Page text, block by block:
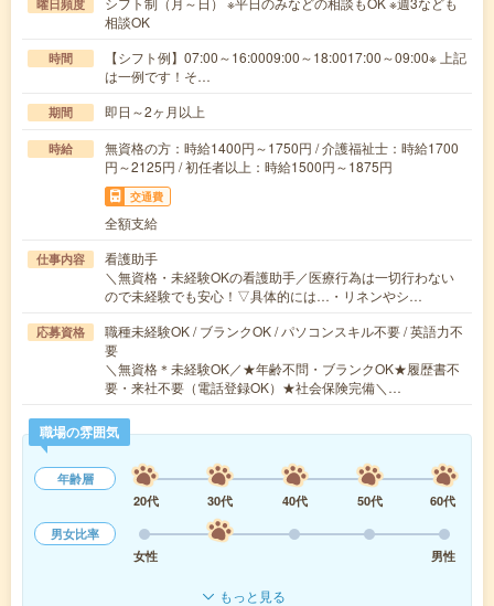
曜日頻度
相談OK
時間
【シフト例】07:00～16:0009:00～18:0017:00～09:00※ 上記
は一例です！そ…
期間 即日～2ヶ月以上
時給
無資格の方：時給1400円～1750円 / 介護福祉士：時給1700
円～2125円 / 初任者以上：時給1500円～1875円
交通費
全額支給
仕事内容
看護助手
＼無資格・未経験OKの看護助手／医療行為は一切行わない
ので未経験でも安心！▽具体的には…・リネンやシ…
応募資格
職種未経験OK / ブランクOK / パソコンスキル不要 / 英語力不
要
＼無資格＊未経験OK／★年齢不問・ブランクOK★履歴書不
要・来社不要（電話登録OK）★社会保険完備＼…
職場の雰囲気
年齢層
20代
30代 40代 50代
60代
男女比率
女性
男性
もっと見る